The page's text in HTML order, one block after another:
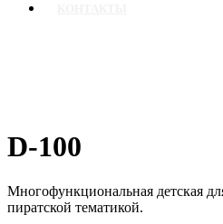
D-100
Многофункциональная детская
пиратской тематикой.